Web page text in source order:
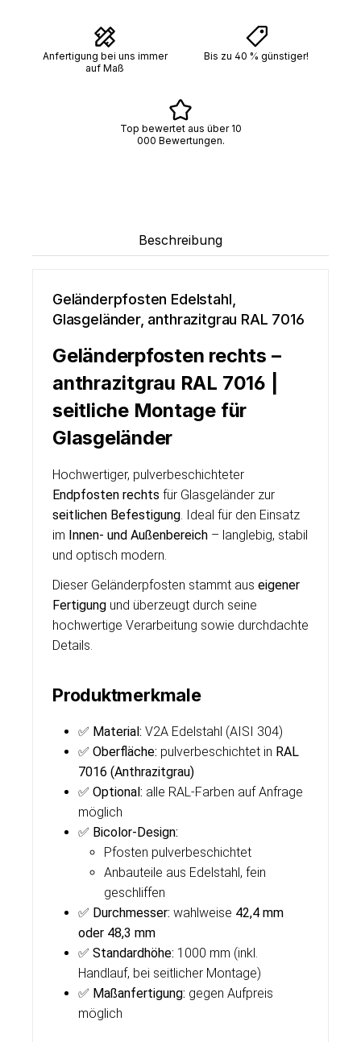
Anfertigung bei uns immer
auf Maß
Bis zu 40 % günstiger!
Top bewertet aus über 10
000 Bewertungen.
Beschreibung
Geländerpfosten Edelstahl,
Glasgeländer, anthrazitgrau RAL 7016
Geländerpfosten rechts –
anthrazitgrau RAL 7016 |
seitliche Montage für
Glasgeländer
Hochwertiger, pulverbeschichteter
Endpfosten rechts für Glasgeländer zur
seitlichen Befestigung. Ideal für den Einsatz
im Innen- und Außenbereich – langlebig, stabil
und optisch modern.
Dieser Geländerpfosten stammt aus eigener
Fertigung und überzeugt durch seine
hochwertige Verarbeitung sowie durchdachte
Details.
Produktmerkmale
✅ Material: V2A Edelstahl (AISI 304)
✅ Oberfläche: pulverbeschichtet in RAL
7016 (Anthrazitgrau)
✅ Optional: alle RAL-Farben auf Anfrage
möglich
✅ Bicolor-Design:
Pfosten pulverbeschichtet
Anbauteile aus Edelstahl, fein
geschliffen
✅ Durchmesser: wahlweise 42,4 mm
oder 48,3 mm
✅ Standardhöhe: 1000 mm (inkl.
Handlauf, bei seitlicher Montage)
✅ Maßanfertigung: gegen Aufpreis
möglich